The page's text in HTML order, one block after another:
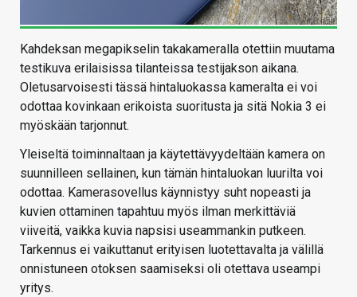
Kahdeksan megapikselin takakameralla otettiin muutama
testikuva erilaisissa tilanteissa testijakson aikana.
Oletusarvoisesti tässä hintaluokassa kameralta ei voi
odottaa kovinkaan erikoista suoritusta ja sitä Nokia 3 ei
myöskään tarjonnut.
Yleiseltä toiminnaltaan ja käytettävyydeltään kamera on
suunnilleen sellainen, kun tämän hintaluokan luurilta voi
odottaa. Kamerasovellus käynnistyy suht nopeasti ja
kuvien ottaminen tapahtuu myös ilman merkittäviä
viiveitä, vaikka kuvia napsisi useammankin putkeen.
Tarkennus ei vaikuttanut erityisen luotettavalta ja välillä
onnistuneen otoksen saamiseksi oli otettava useampi
yritys.